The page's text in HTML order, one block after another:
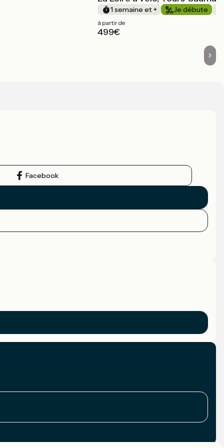
1 semaine et + Je débute
à partir de
499€
Facebook